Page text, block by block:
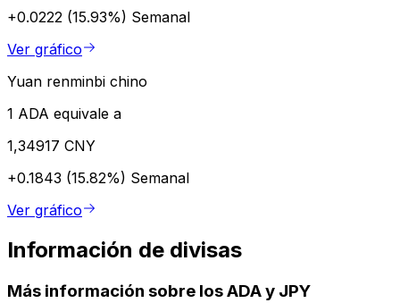
+0.0222 (15.93%) Semanal
Ver gráfico
Yuan renminbi chino
1 ADA equivale a
1,34917 CNY
+0.1843 (15.82%) Semanal
Ver gráfico
Información de divisas
Más información sobre los ADA y JPY